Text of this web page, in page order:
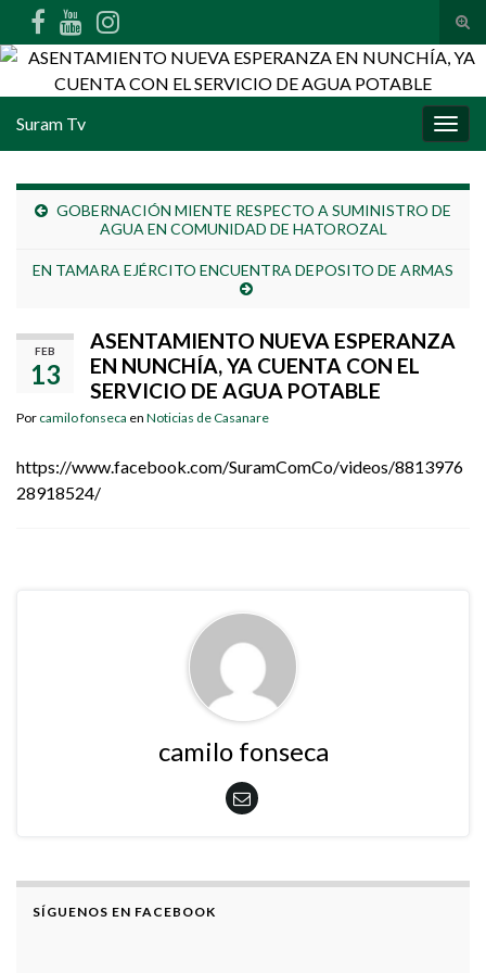
Search for:
Suram Tv
GOBERNACIÓN MIENTE RESPECTO A SUMINISTRO DE
AGUA EN COMUNIDAD DE HATOROZAL
EN TAMARA EJÉRCITO ENCUENTRA DEPOSITO DE ARMAS
FEB
13
ASENTAMIENTO NUEVA ESPERANZA
EN NUNCHÍA, YA CUENTA CON EL
SERVICIO DE AGUA POTABLE
Por camilo fonseca en Noticias de Casanare
https://www.facebook.com/SuramComCo/videos/8813976
28918524/
camilo fonseca
SÍGUENOS EN FACEBOOK